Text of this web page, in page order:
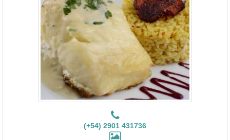
(+54) 2901 431736